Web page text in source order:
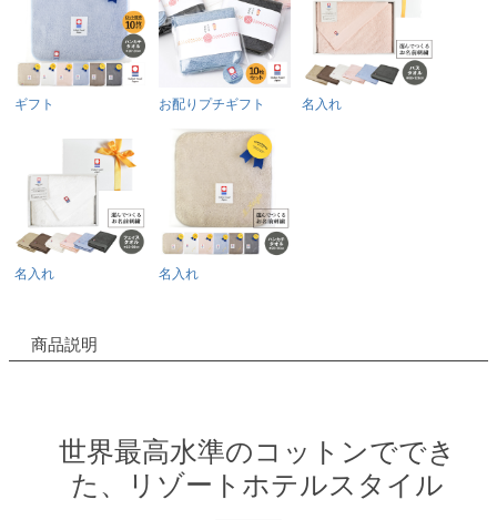
ギフト お配りプチギフト 名入れ
名入れ 名入れ
商品説明
世界最高水準のコットンででき
た、リゾートホテルスタイル